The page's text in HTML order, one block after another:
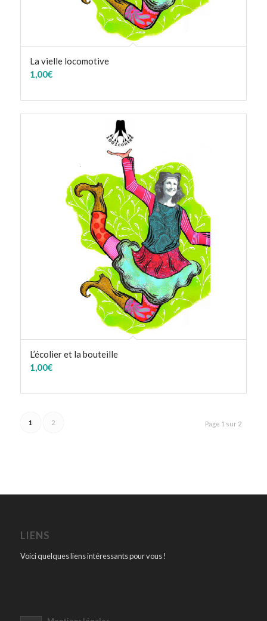
La vielle locomotive
1,00€
L’écolier et la bouteille
1,00€
Page 1 sur 2
1 2
LIENS
Voici quelques liens intéressants pour vous !